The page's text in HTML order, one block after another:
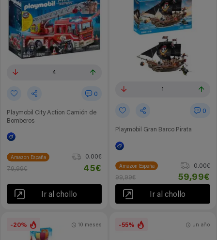
4
0
Playmobil City Action Camión de
Bomberos
Amazon España
0.00€
79,99€
45€
Ir al chollo
1
0
Playmobil Gran Barco Pirata
Amazon España
0.00€
99,99€
59,99€
Ir al chollo
-20% 10 meses -55% un año